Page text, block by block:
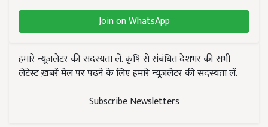
Join on WhatsApp
हमारे न्यूज़लेटर की सदस्यता लें. कृषि से संबंधित देशभर की सभी
लेटेस्ट ख़बरें मेल पर पढ़ने के लिए हमारे न्यूज़लेटर की सदस्यता लें.
Subscribe Newsletters